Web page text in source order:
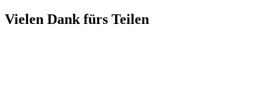
Vielen Dank fürs Teilen